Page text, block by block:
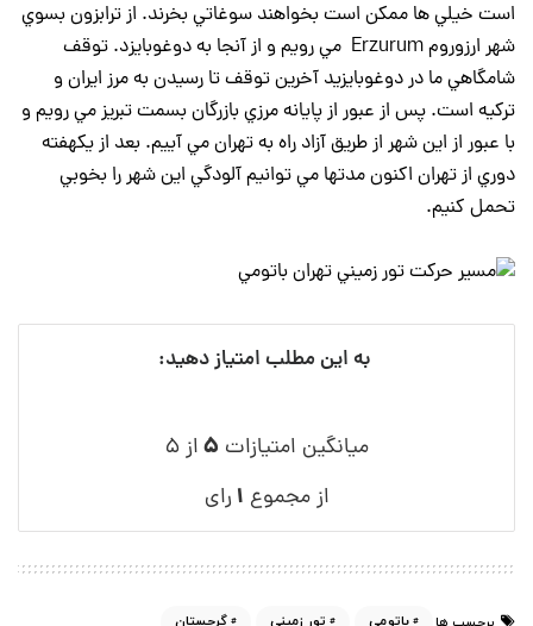
است خيلي ها ممكن است بخواهند سوغاتي بخرند. از ترابزون بسوي
شهر ارزوروم Erzurum مي رويم و از آنجا به دوغوبايزد. توقف
شامگاهي ما در دوغوبايزيد آخرين توقف تا رسيدن به مرز ايران و
تركيه است. پس از عبور از پايانه مرزي بازرگان بسمت تبريز مي رويم و
با عبور از اين شهر از طريق آزاد راه به تهران مي آييم. بعد از يكهفته
دوري از تهران اكنون مدتها مي توانيم آلودگي اين شهر را بخوبي
تحمل كنيم.
به این مطلب امتیاز دهید:
میانگین امتیازات ۵از ۵
از مجموع ۱ رای
برچسب ها باتومی تور زمینی گرجستان